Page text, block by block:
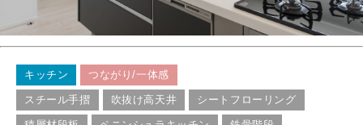
キッチン つながり/一体感
スチール手摺 吹抜け高天井 シートフローリング